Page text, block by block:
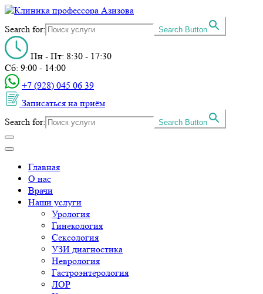
Search for: Search Button
Пн - Пт: 8:30 - 17:30
Сб: 9:00 - 14:00
+7 (928) 045 06 39‬
Записаться на приём
Search for:
Search Button
Главная
О нас
Врачи
Наши услуги
Урология
Гинекология
Сексология
УЗИ диагностика
Неврология
Гастроэнтерология
ЛОР